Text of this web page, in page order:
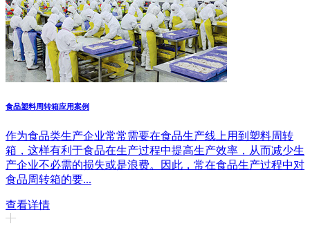
食品塑料周转箱应用案例
作为食品类生产企业常常需要在食品生产线上用到塑料周转
箱，这样有利于食品在生产过程中提高生产效率，从而减少生
产企业不必需的损失或是浪费。因此，常在食品生产过程中对
食品周转箱的要...
查看详情